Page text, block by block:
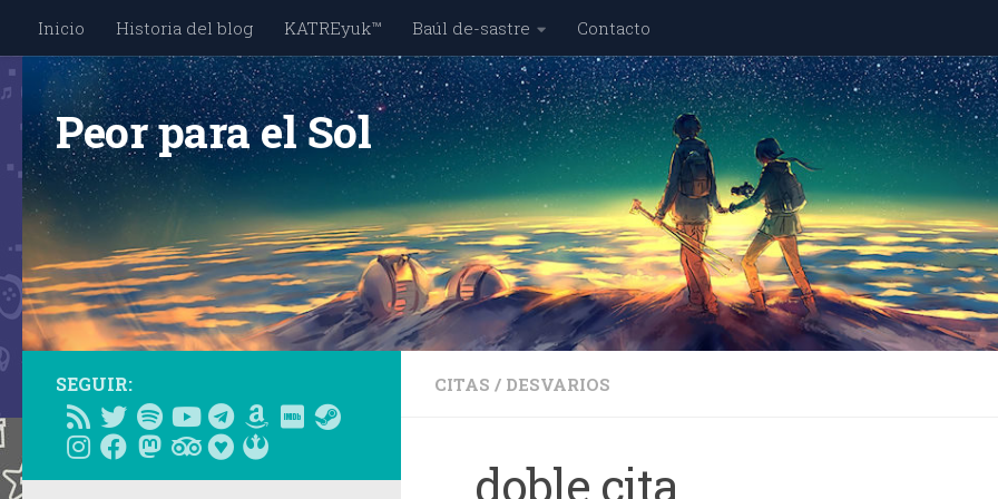
Saltar al contenido
Inicio Historia del blog KATREyuk™ Baúl de-sastre Contacto
Peor para el Sol
CITAS / DESVARIOS
… doble cita
SEGUIR: